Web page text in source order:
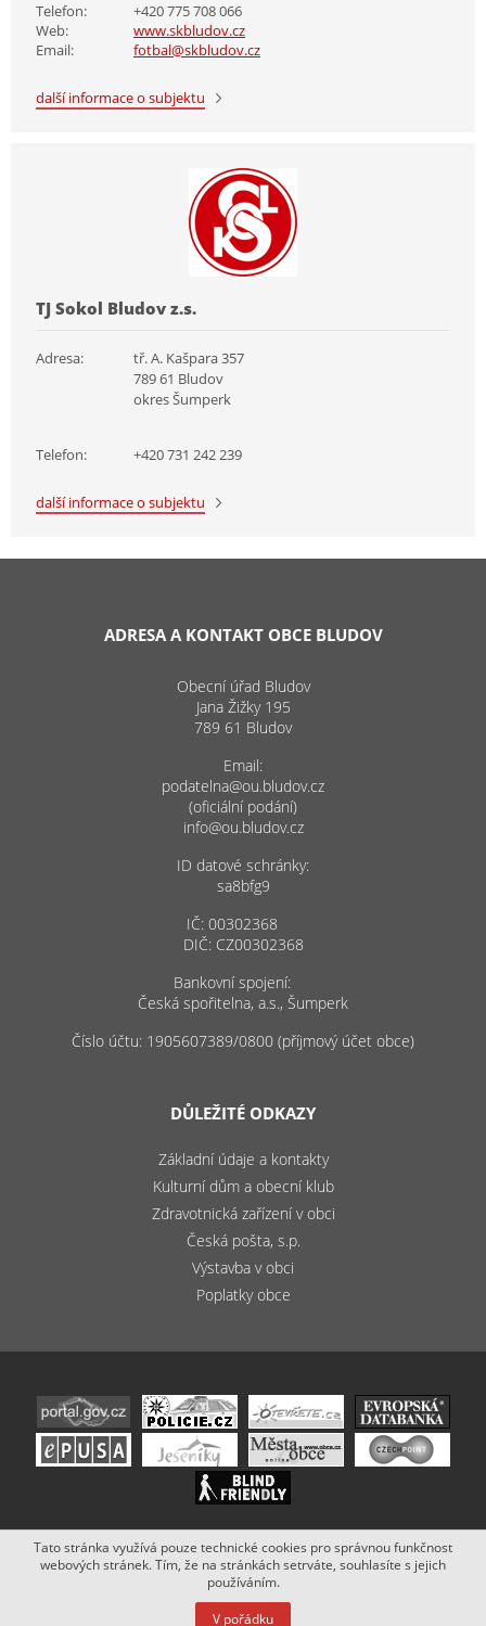
Telefon:
+420 775 708 066
Web:
www.skbludov.cz
Email:
fotbal@skbludov.cz
další informace o subjektu
TJ Sokol Bludov z.s.
Adresa:
tř. A. Kašpara 357
789 61 Bludov
okres Šumperk
Telefon: +420 731 242 239
další informace o subjektu
ADRESA A KONTAKT OBCE BLUDOV
Obecní úřad Bludov
Jana Žižky 195
789 61 Bludov
Email:
podatelna@ou.bludov.cz
(oficiální podání)
info@ou.bludov.cz
ID datové schránky:
sa8bfg9
IČ: 00302368
DIČ: CZ00302368
Bankovní spojení:
Česká spořitelna, a.s., Šumperk
Číslo účtu: 1905607389/0800 (příjmový účet obce)
DŮLEŽITÉ ODKAZY
Základní údaje a kontakty
Kulturní dům a obecní klub
Zdravotnická zařízení v obci
Česká pošta, s.p.
Výstavba v obci
Poplatky obce
Copyright (c) 2020 - 2019 Obec Bludov. Stránky vytvořil a spravuje
Netsimple.
Tato stránka využívá pouze technické cookies pro správnou funkčnost
webových stránek. Tím, že na stránkách setrváte, souhlasíte s jejich
používáním.
V pořádku